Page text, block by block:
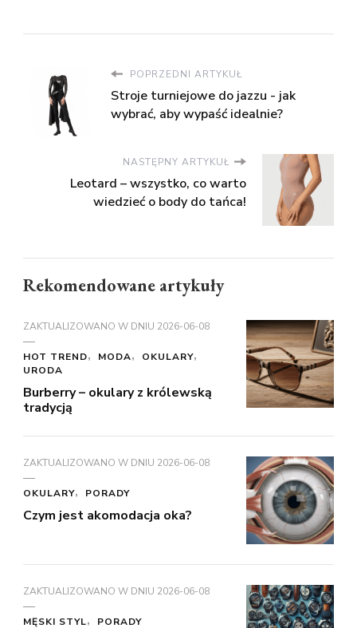
POPRZEDNI ARTYKUŁ
Stroje turniejowe do jazzu - jak
wybrać, aby wypaść idealnie?
NASTĘPNY ARTYKUŁ
Leotard – wszystko, co warto
wiedzieć o body do tańca!
Rekomendowane artykuły
ZAKTUALIZOWANO W DNIU 2026-06-08
HOT TREND MODA
OKULARY
URODA
Burberry – okulary z królewską
tradycją
ZAKTUALIZOWANO W DNIU 2026-06-08
OKULARY PORADY
Czym jest akomodacja oka?
ZAKTUALIZOWANO W DNIU 2026-06-08
MĘSKI STYL PORADY